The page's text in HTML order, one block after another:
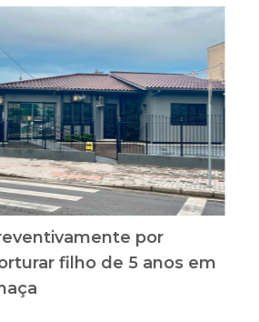
por
filho de 5 anos em